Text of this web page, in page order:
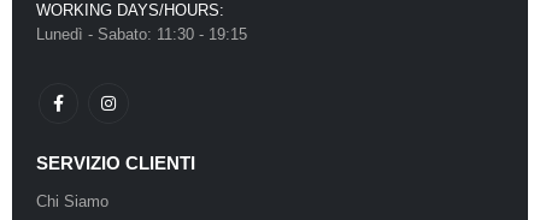
WORKING DAYS/HOURS:
Lunedì - Sabato: 11:30 - 19:15
SERVIZIO CLIENTI
Chi Siamo